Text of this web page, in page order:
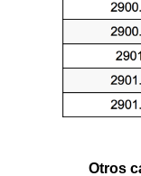
Otros